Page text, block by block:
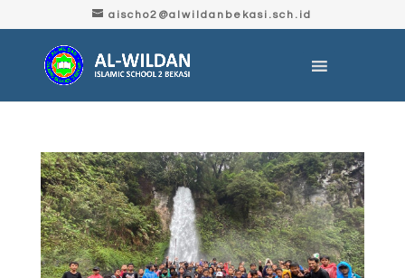
aischo2@alwildanbekasi.sch.id